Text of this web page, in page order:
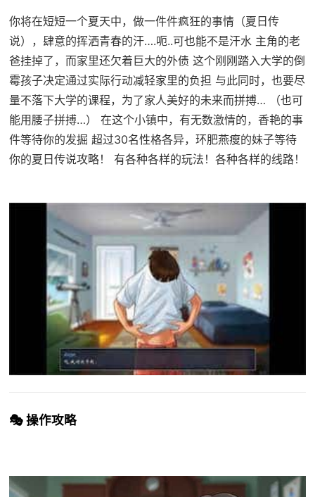
你将在短短一个夏天中，做一件件疯狂的事情（夏日传
说），肆意的挥洒青春的汗….呃..可也能不是汗水 主角的老
爸挂掉了，而家里还欠着巨大的外债 这个刚刚踏入大学的倒
霉孩子决定通过实际行动减轻家里的负担 与此同时，也要尽
量不落下大学的课程，为了家人美好的未来而拼搏… （也可
能用腰子拼搏…） 在这个小镇中，有无数激情的，香艳的事
件等待你的发掘 超过30名性格各异，环肥燕瘦的妹子等待
你的夏日传说攻略！ 有各种各样的玩法！各种各样的线路！
🎭 操作攻略